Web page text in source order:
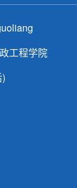
工程学院